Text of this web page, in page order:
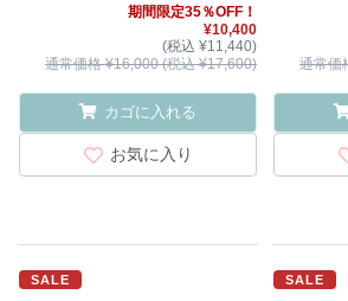
期間限定35％OFF！
¥10,400
(税込 ¥11,440)
通常価格 ¥16,000 (税込 ¥17,600)
カゴに入れる
お気に入り
通常価
SALE SALE